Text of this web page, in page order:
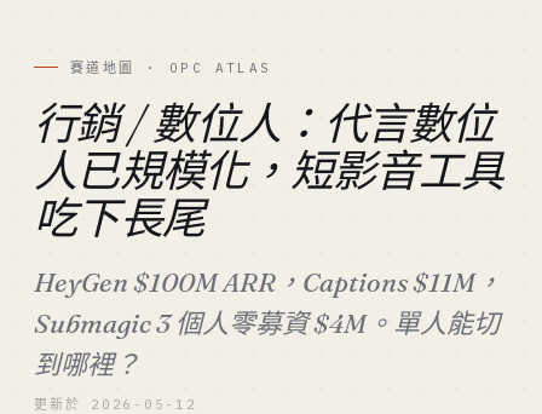
賽道地圖 · OPC ATLAS
行銷 / 數位人：代言數位
人已規模化，短影音工具
吃下長尾
HeyGen $100M ARR，Captions $11M，
Submagic 3 個人零募資 $4M。單人能切
到哪裡？
更新於 2026-05-12